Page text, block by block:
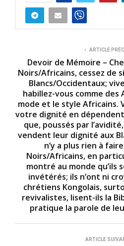
ARTICLE
Devoir de Mémoire –
Noirs/Africains, cessez de
Blancs/Occidentaux;
habillez-vous comme des
mode et le style
votre dignité en
que, poussés par
vendent leur dignité aux
n’y a plus rien à
Noirs/Africains, en
montré au monde qu’ils
invétérés; ils n’ont ni
chrétiens Kongolais,
revivalistes, lisent-ils la
pratique la parole de
ARTICLE